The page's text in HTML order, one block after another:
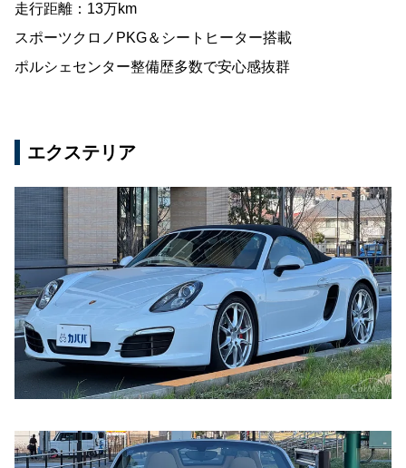
走行距離：13万km
スポーツクロノPKG＆シートヒーター搭載
ポルシェセンター整備歴多数で安心感抜群
エクステリア